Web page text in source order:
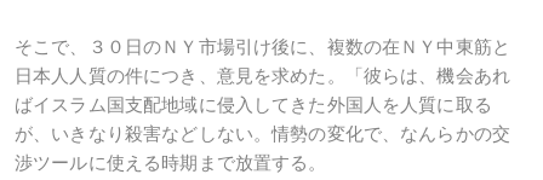
そこで、３０日のＮＹ市場引け後に、複数の在ＮＹ中東筋と
日本人人質の件につき、意見を求めた。「彼らは、機会あれ
ばイスラム国支配地域に侵入してきた外国人を人質に取る
が、いきなり殺害などしない。情勢の変化で、なんらかの交
渉ツールに使える時期まで放置する。